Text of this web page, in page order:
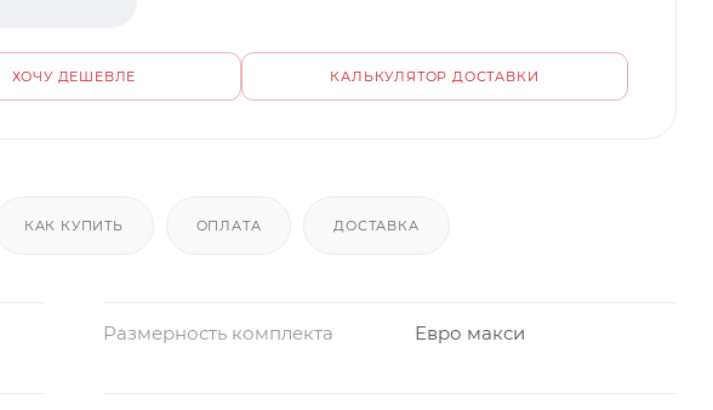
ХОЧУ ДЕШЕВЛЕ КАЛЬКУЛЯТОР ДОСТАВКИ
КАК КУПИТЬ ОПЛАТА ДОСТАВКА
Размерность комплекта Евро макси